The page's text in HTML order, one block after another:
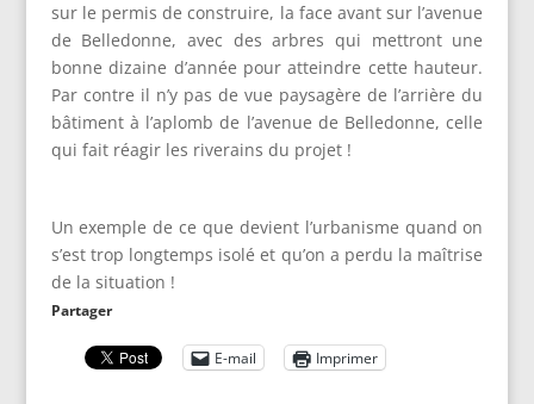
sur le permis de construire, la face avant sur l’avenue
de Belledonne, avec des arbres qui mettront une
bonne dizaine d’année pour atteindre cette hauteur.
Par contre il n’y pas de vue paysagère de l’arrière du
bâtiment à l’aplomb de l’avenue de Belledonne, celle
qui fait réagir les riverains du projet !
Un exemple de ce que devient l’urbanisme quand on
s’est trop longtemps isolé et qu’on a perdu la maîtrise
de la situation !
Partager
E-mail Imprimer